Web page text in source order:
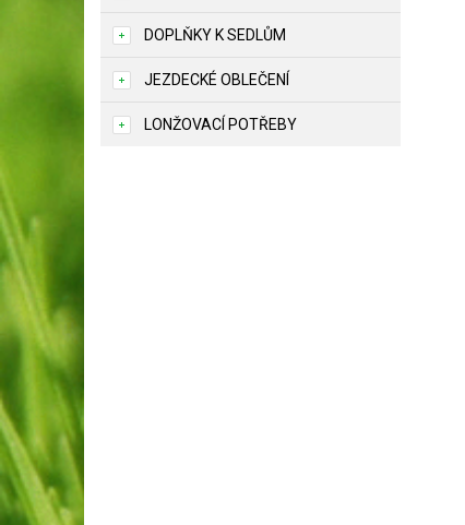
DOPLŇKY K SEDLŮM
JEZDECKÉ OBLEČENÍ
LONŽOVACÍ POTŘEBY